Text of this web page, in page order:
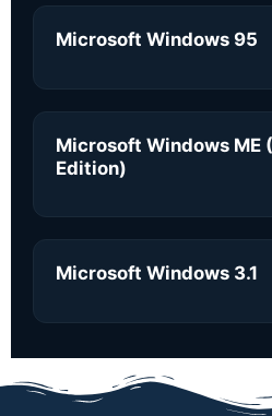
Microsoft Windows 95
Microsoft Windows ME
Edition)
Microsoft Windows 3.1